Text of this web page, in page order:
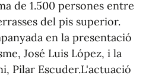
de 1.500 persones entre
del pis superior.
en la presentació
José Luis López, i la
Pilar Escuder.L'actuació